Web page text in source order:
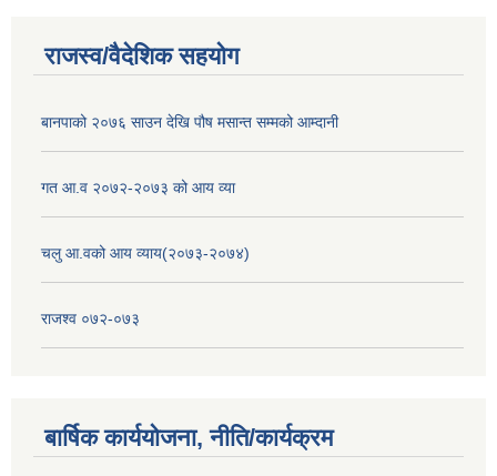
राजस्व/वैदेशिक सहयोग
बानपाको २०७६ साउन देखि पौष मसान्त सम्मको आम्दानी
गत आ.व २०७२-२०७३ को आय व्या
चलु आ.वको आय व्याय(२०७३-२०७४)
राजश्व ०७२-०७३
बार्षिक कार्ययोजना, नीति/कार्यक्रम